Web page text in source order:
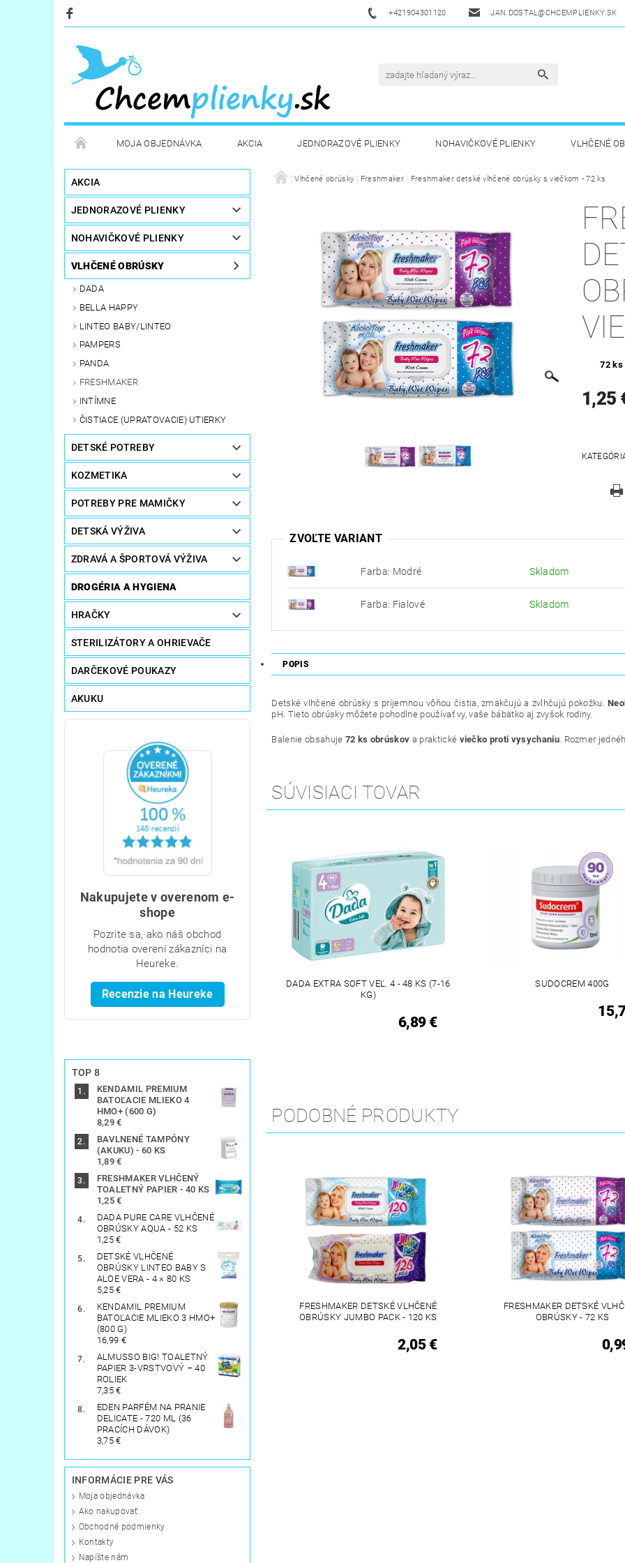
+421904301120 JAN.DOSTAL@CHCEMPLIENKY.SK
MOJA OBJEDNÁVKA AKCIA JEDNORAZOVÉ PLIENKY NOHAVIČKOVÉ PLIENKY VLHČENÉ
KOZMETIKA DETSKÁ VÝŽIVA ZDRAVÁ A ŠPORTOVÁ VÝŽIVA DROGÉRIA
STERILIZÁTORY A OHRIEVAČE KONTAKTY
AKCIA
JEDNORAZOVÉ PLIENKY
NOHAVIČKOVÉ PLIENKY
VLHČENÉ OBRÚSKY
DADA
BELLA HAPPY
LINTEO BABY/LINTEO
PAMPERS
PANDA
FRESHMAKER
INTÍMNE
ČISTIACE (UPRATOVACIE) UTIERKY
DETSKÉ POTREBY
KOZMETIKA
POTREBY PRE MAMIČKY
DETSKÁ VÝŽIVA
ZDRAVÁ A ŠPORTOVÁ VÝŽIVA
DROGÉRIA A HYGIENA
HRAČKY
STERILIZÁTORY A OHRIEVAČE
DARČEKOVÉ POUKAZY
AKUKU
Nakupujete v overenom e-
shope
Pozrite sa, ako náš obchod
hodnotia overení zákazníci na
Heureke.
Recenzie na Heureke
TOP 8
KENDAMIL PREMIUM
BATOĽACIE MLIEKO 4
HMO+ (600 G)
8,29 €
BAVLNENÉ TAMPÓNY
(AKUKU) - 60 KS
1,89 €
FRESHMAKER VLHČENÝ
TOALETNÝ PAPIER - 40 KS
1,25 €
DADA PURE CARE VLHČENÉ
OBRÚSKY AQUA - 52 KS
1,25 €
DETSKÉ VLHČENÉ
OBRÚSKY LINTEO BABY S
ALOE VERA - 4 × 80 KS
5,25 €
KENDAMIL PREMIUM
BATOĽACIE MLIEKO 3 HMO+
(800 G)
16,99 €
ALMUSSO BIG! TOALETNÝ
PAPIER 3-VRSTVOVÝ – 40
ROLIEK
7,35 €
EDEN PARFÉM NA PRANIE
DELICATE - 720 ML (36
PRACÍCH DÁVOK)
3,75 €
INFORMÁCIE PRE VÁS
Moja objednávka
Ako nakupovať
Obchodné podmienky
Kontakty
Napíšte nám
Vlhčené obrúsky Freshmaker Freshmaker detské vlhčené obrúsky s viečkom - 72 ks
72 ks
1,25
ZVOĽTE VARIANT
Farba: Modré Skladom
Farba: Fialové Skladom
POPIS
Detské vlhčené obrúsky s príjemnou vôňou čistia, zmäkčujú a zvlhčujú pokožku.
pH. Tieto obrúsky môžete pohodlne používať vy, vaše bábätko aj zvyšok rodiny.
Balenie obsahuje 72 ks obrúskov a praktické viečko proti vysychaniu. Rozmer
SÚVISIACI TOVAR
DADA EXTRA SOFT VEĽ. 4 - 48 KS (7-16
KG)
6,89 €
SUDOCREM 400G
PODOBNÉ PRODUKTY
FRESHMAKER DETSKÉ VLHČENÉ
OBRÚSKY JUMBO PACK - 120 KS
2,05 €
FRESHMAKER DETSKÉ
OBRÚSKY - 72 KS